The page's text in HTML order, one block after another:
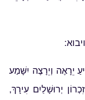
יֵרָאֶה וְיֵרָצֶה יִשָּׁמַע
יְרוּשָׁלַיִם עִירָךְ,